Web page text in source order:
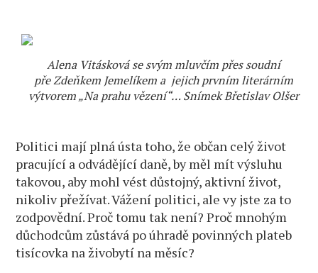
Alena Vitásková se svým mluvčím přes soudní
pře Zdeňkem Jemelíkem a jejich prvním literárním
výtvorem „Na prahu vězení“… Snímek Břetislav Olšer
Politici mají plná ústa toho, že občan celý život
pracující a odvádějící daně, by měl mít výsluhu
takovou, aby mohl vést důstojný, aktivní život,
nikoliv přežívat. Vážení politici, ale vy jste za to
zodpovědní. Proč tomu tak není? Proč mnohým
důchodcům zůstává po úhradě povinných plateb
tisícovka na živobytí na měsíc?